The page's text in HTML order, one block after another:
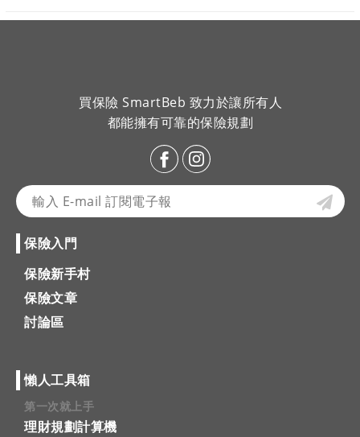
買保險 SmartBeb 致力於讓所有人
都能擁有可靠的保險規劃
保險入門
保險新手村
保險文章
討論區
懶人工具箱
第一次就上手
理財規劃計算機